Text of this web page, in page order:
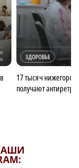
ЗДОРОВЬЕ
17 тысяч
получают